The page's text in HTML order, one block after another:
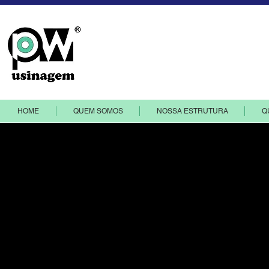
HOME QUEM SOMOS NOSSA ESTRUTURA